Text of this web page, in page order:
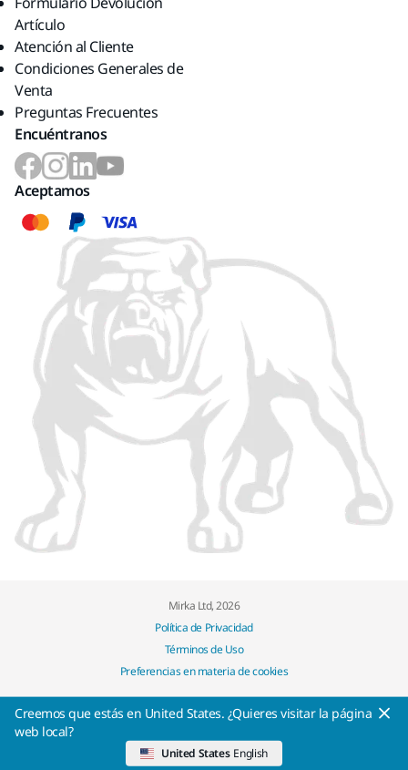
Artículo
Atención al Cliente
Condiciones Generales de
Venta
Preguntas Frecuentes
Encuéntranos
Aceptamos
Mirka Ltd, 2026
Política de Privacidad
Términos de Uso
Preferencias en materia de cookies
Creemos que estás en United States. ¿Quieres visitar la página
web local?
United States English